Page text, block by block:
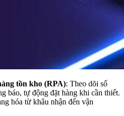
tồn kho (RPA): Theo dõi số
báo, tự động đặt hàng khi cần thiết.
hóa từ khâu nhận đến vận